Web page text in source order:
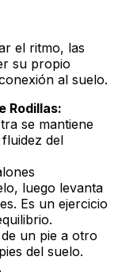
el ritmo, las
su propio
al suelo.
Rodillas:
se mantiene
del
luego levanta
Es un ejercicio
un pie a otro
del suelo.